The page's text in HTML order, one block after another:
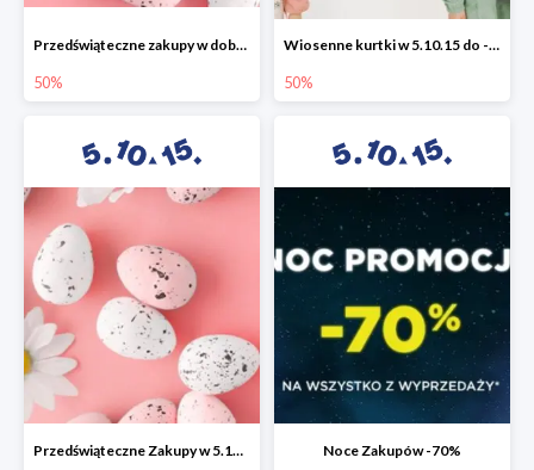
Przedświąteczne zakupy w dobrym stylu -50%
50%
Wiosenne kurtki w 5.10.15 do -50%
50%
Przedświąteczne Zakupy w 5.10.15 do -50% Noce Zakupów -70%